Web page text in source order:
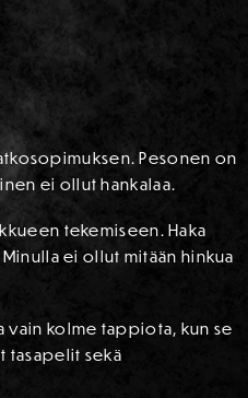
Pesonen on
ei ollut hankalaa.
tekemiseen. Haka
ei ollut mitään hinkua
vain kolme tappiota, kun se
tasapelit sekä